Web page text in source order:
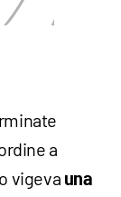
a
vigeva una